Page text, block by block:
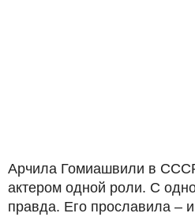
Арчила Гомиашвили в
актером одной роли. С
правда. Его прославила –